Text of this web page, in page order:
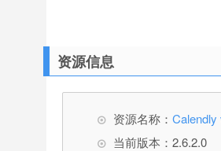
资源信息
资源名称：
当前版本：2.6.2.0